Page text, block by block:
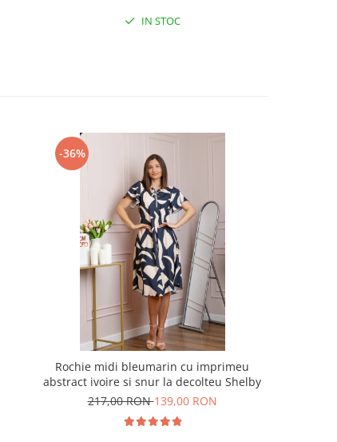
IN STOC
-36%
Rochie midi bleumarin cu imprimeu
abstract ivoire si snur la decolteu Shelby
217,00 RON139,00 RON